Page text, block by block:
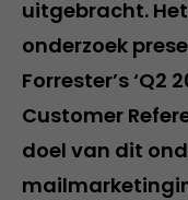
uitgebracht.
onderzoek
Forrester’s ‘Q2
Customer
doel van dit